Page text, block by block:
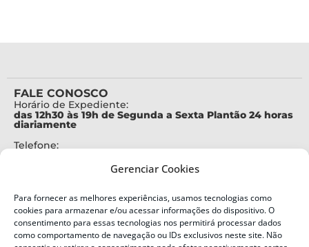
Gerenciar Cookies
Para fornecer as melhores experiências, usamos tecnologias como
cookies para armazenar e/ou acessar informações do dispositivo. O
consentimento para essas tecnologias nos permitirá processar dados
como comportamento de navegação ou IDs exclusivos neste site. Não
FALE CONOSCO
Horário de Expediente:
das 12h30 às 19h de Segunda a Sexta Plantão 24 horas
diariamente
Telefone:
Alertas Defesa Civil:
SMS 40199